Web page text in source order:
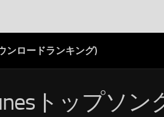
ンロードランキング)
トップソン